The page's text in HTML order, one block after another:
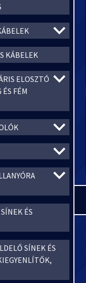
KÁBELEK
ELOSZTÓ
FÉM
ÉS
SÍNEK ÉS